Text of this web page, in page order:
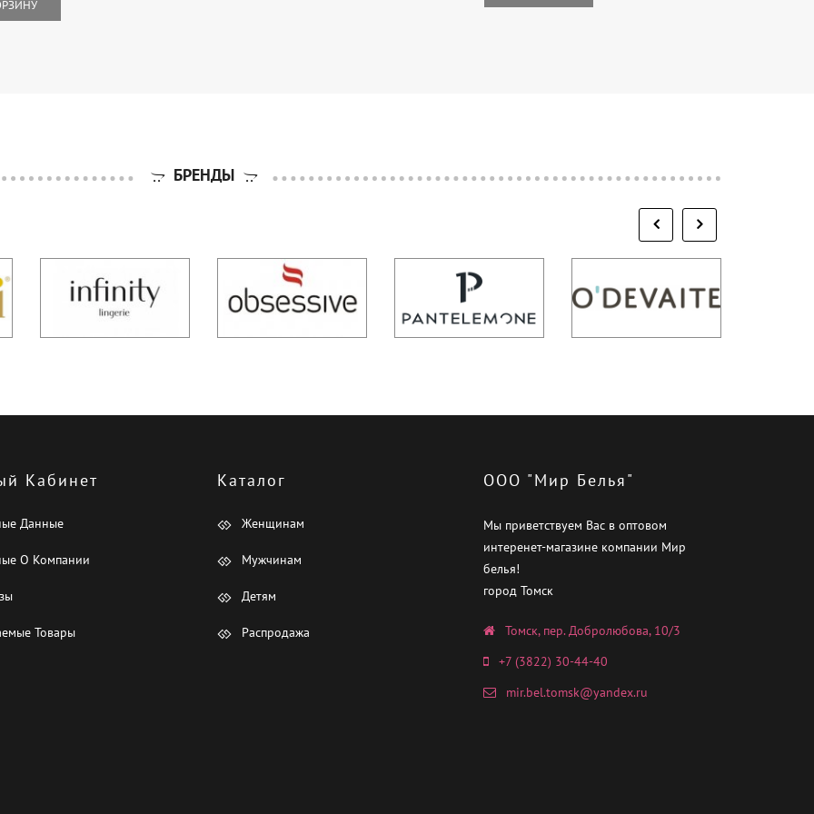
БРЕНДЫ
Кабинет
Данные
О Компании
Товары
Каталог
Женщинам
Мужчинам
Детям
Распродажа
ООО "Мир Белья"
Мы приветствуем Вас в оптовом
интеренет-магазине компании Мир
белья!
город Томск
Томск, пер. Добролюбова, 10/3
+7 (3822) 30-44-40
mir.bel.tomsk@yandex.ru